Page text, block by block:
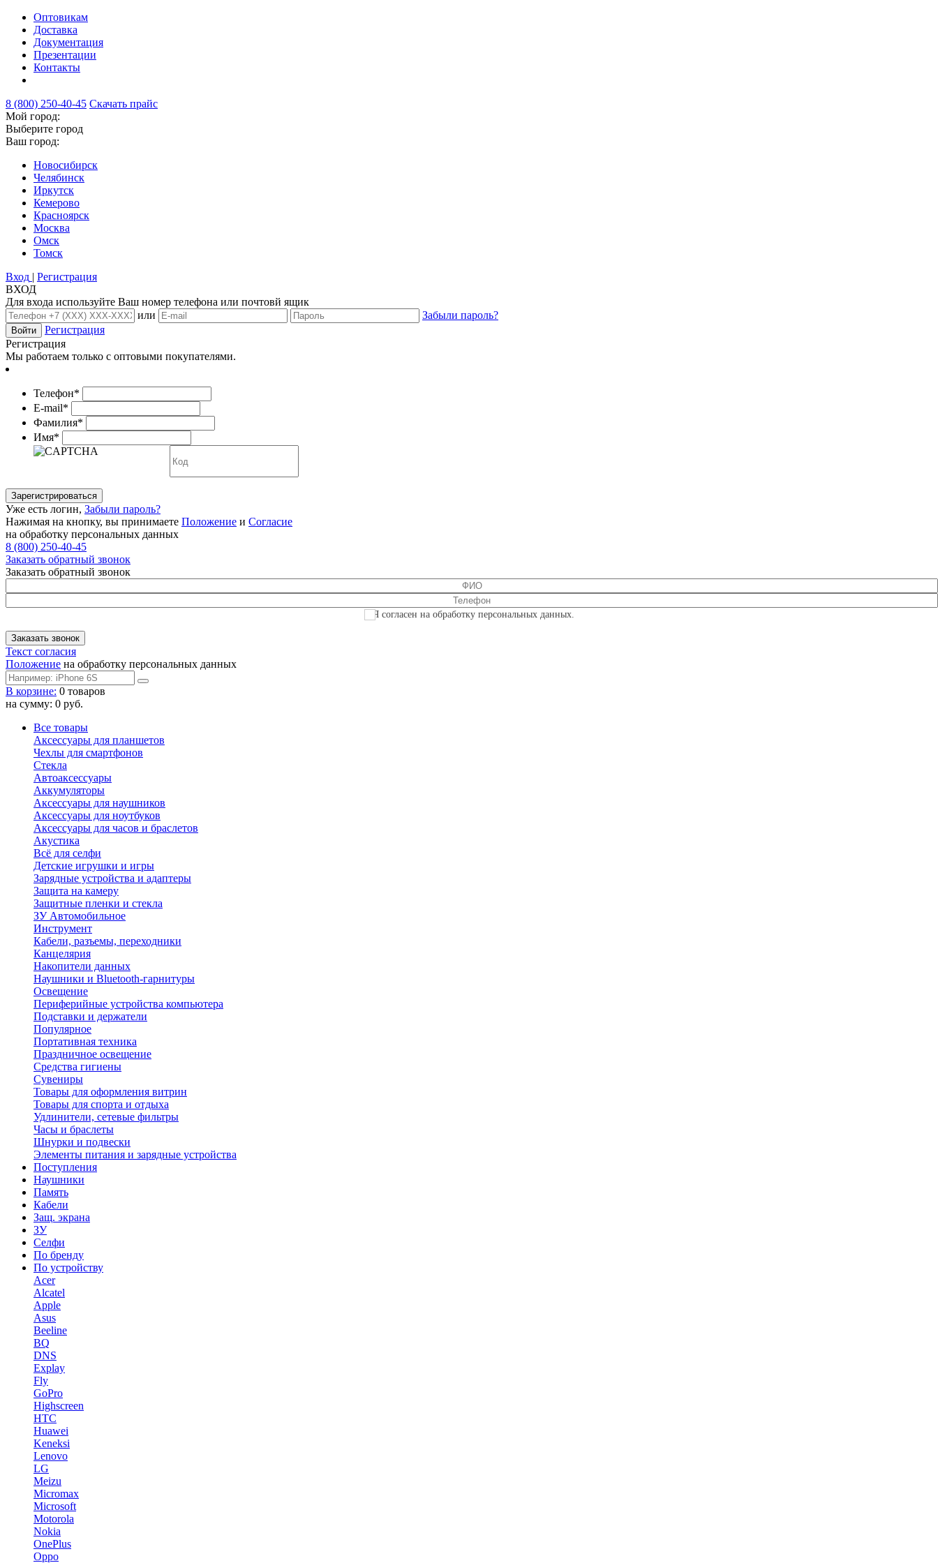
Оптовикам
Доставка
Документация
Презентации
Контакты
8 (800) 250-40-45 Скачать прайс
Мой город:
Выберите город
Ваш город:
Новосибирск
Челябинск
Иркутск
Кемерово
Красноярск
Москва
Омск
Томск
Вход | Регистрация
ВХОД
Для входа используйте Ваш номер телефона или почтовй ящик
или
Забыли пароль?
Регистрация
Регистрация
Мы работаем только с оптовыми покупателями.
Телефон*
E-mail*
Фамилия*
Имя*
Уже есть логин, Забыли пароль?
Нажимая на кнопку, вы принимаете Положение и Согласие
на обработку персональных данных
8 (800) 250-40-45
Заказать обратный звонок
Заказать обратный звонок
Я согласен на обработку персональных данных.
Текст согласия
Положение на обработку персональных данных
В корзине: 0 товаров
на сумму: 0 руб.
Все товары
Аксессуары для планшетов
Чехлы для смартфонов
Стекла
Автоаксессуары
Аккумуляторы
Аксессуары для наушников
Аксессуары для ноутбуков
Аксессуары для часов и браслетов
Акустика
Всё для селфи
Детские игрушки и игры
Зарядные устройства и адаптеры
Защита на камеру
Защитные пленки и стекла
ЗУ Автомобильное
Инструмент
Кабели, разъемы, переходники
Канцелярия
Накопители данных
Наушники и Bluetooth-гарнитуры
Освещение
Периферийные устройства компьютера
Подставки и держатели
Популярное
Портативная техника
Праздничное освещение
Средства гигиены
Сувениры
Товары для оформления витрин
Товары для спорта и отдыха
Удлинители, сетевые фильтры
Часы и браслеты
Шнурки и подвески
Элементы питания и зарядные устройства
Поступления
Наушники
Память
Кабели
Защ. экрана
ЗУ
Селфи
По бренду
По устройству
Acer
Alcatel
Apple
Asus
Beeline
BQ
DNS
Explay
Fly
GoPro
Highscreen
HTC
Huawei
Keneksi
Lenovo
LG
Meizu
Micromax
Microsoft
Motorola
Nokia
OnePlus
Oppo